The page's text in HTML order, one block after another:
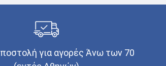
για αγορές Άνω των 70